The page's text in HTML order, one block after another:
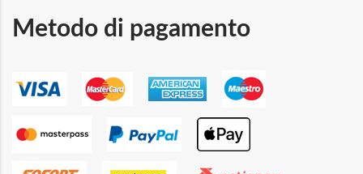
Metodo di pagamento